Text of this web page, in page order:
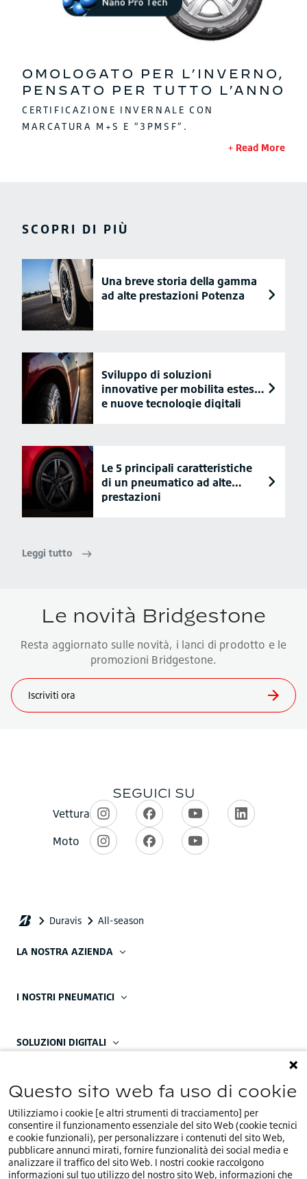
OMOLOGATO PER L’INVERNO,
PENSATO PER TUTTO L’ANNO
CERTIFICAZIONE INVERNALE CON
MARCATURA M+S E “3PMSF”.
Read More
SCOPRI DI PIÙ
Una breve storia della gamma
ad alte prestazioni Potenza
Sviluppo di soluzioni
innovative per mobilita estesa
e nuove tecnologie digitali
Le 5 principali caratteristiche
di un pneumatico ad alte
prestazioni
Leggi tutto
LA NOSTRA AZIENDA
I NOSTRI PNEUMATICI
SOLUZIONI DIGITALI
CONTATTACI
La nostra sede regionale:
Contattaci
Le nostri sedi EMEA:
Questo sito web fa uso di cookie
Utilizziamo i cookie [e altri strumenti di tracciamento] per
consentire il funzionamento essenziale del sito Web (cookie tecnici
e cookie funzionali), per personalizzare i contenuti del sito Web,
pubblicare annunci mirati, fornire funzionalità dei social media e
analizzare il traffico del sito Web. I nostri cookie raccolgono
informazioni sul tuo utilizzo del nostro sito Web, informazioni che